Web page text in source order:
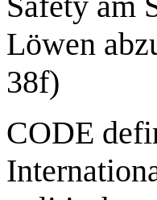
Löwen
38f)
CODE